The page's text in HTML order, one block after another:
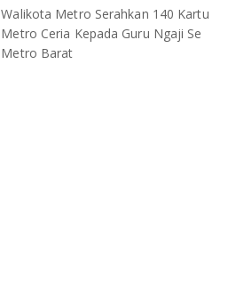
Walikota Metro Serahkan 140 Kartu
Metro Ceria Kepada Guru Ngaji Se
Metro Barat